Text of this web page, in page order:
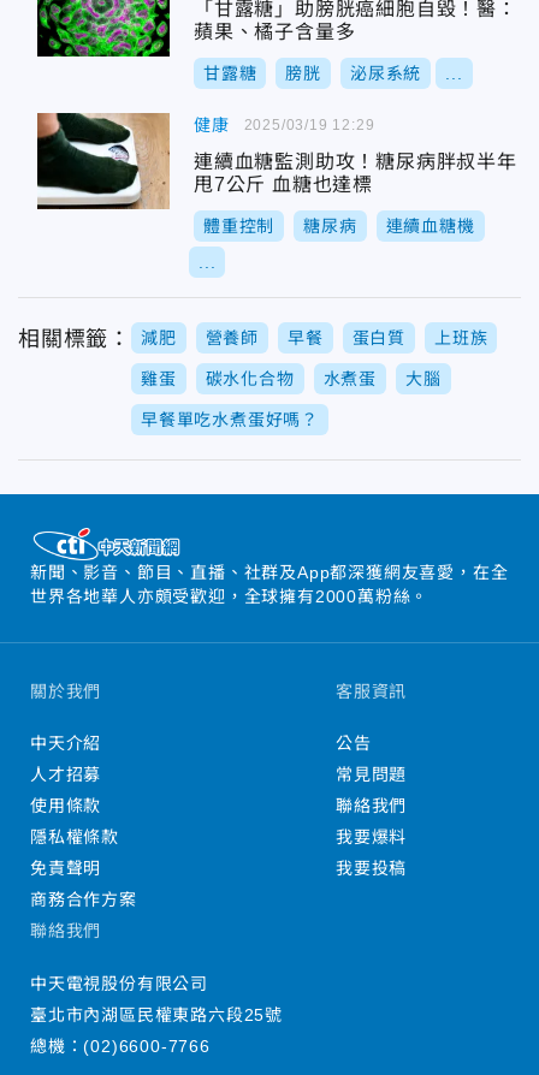
「甘露糖」助膀胱癌細胞自毀！醫：
蘋果、橘子含量多
甘露糖 膀胱 泌尿系統
健康
連續血糖監測助攻！糖尿病胖叔半年
甩7公斤 血糖也達標
體重控制 糖尿病 連續血糖機
2025/03/19 12:29
相關標籤： 減肥 營養師 早餐 蛋白質 上班族
雞蛋 碳水化合物 水煮蛋 大腦
早餐單吃水煮蛋好嗎？
新聞、影音、節目、直播、社群及App都深獲網友喜愛，在全
世界各地華人亦頗受歡迎，全球擁有2000萬粉絲。
關於我們
中天介紹
人才招募
使用條款
隱私權條款
免責聲明
商務合作方案
客服資訊
公告
常見問題
聯絡我們
我要爆料
我要投稿
聯絡我們
中天電視股份有限公司
臺北市內湖區民權東路六段25號
總機：(02)6600-7766